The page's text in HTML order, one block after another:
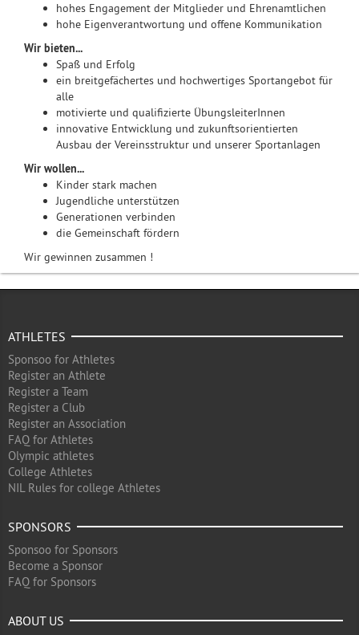
hohes Engagement der Mitglieder und Ehrenamtlichen
hohe Eigenverantwortung und offene Kommunikation
Wir bieten...
Spaß und Erfolg
ein breitgefächertes und hochwertiges Sportangebot für
alle
motivierte und qualifizierte ÜbungsleiterInnen
innovative Entwicklung und zukunftsorientierten
Ausbau der Vereinsstruktur und unserer Sportanlagen
Wir wollen...
Kinder stark machen
Jugendliche unterstützen
Generationen verbinden
die Gemeinschaft fördern
Wir gewinnen zusammen !
ATHLETES
Sponsoo for Athletes
Register an Athlete
Register a Team
Register a Club
Register an Association
FAQ for Athletes
Olympic athletes
College Athletes
NIL Rules for college Athletes
SPONSORS
Sponsoo for Sponsors
Become a Sponsor
FAQ for Sponsors
ABOUT US